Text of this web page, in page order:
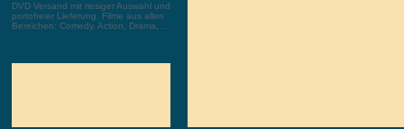
DVD Versand mit riesiger Auswahl und
portofreier Lieferung. Filme aus allen
Bereichen: Comedy, Action, Drama, ...